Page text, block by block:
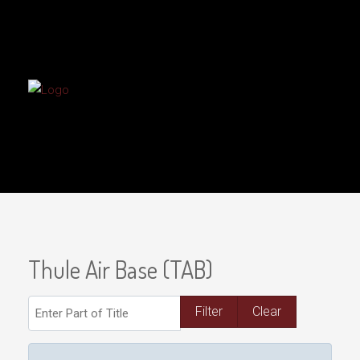
Thule Air Base (TAB)
Enter Part of Title Filter Clear